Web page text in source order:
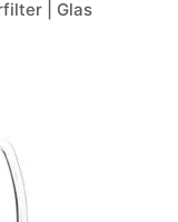
| Glas